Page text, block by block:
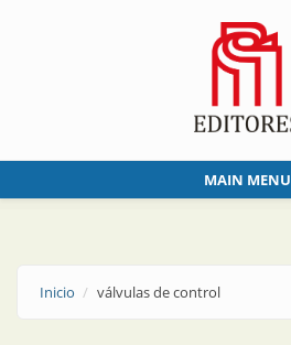
MAIN MENU
Inicio válvulas de control